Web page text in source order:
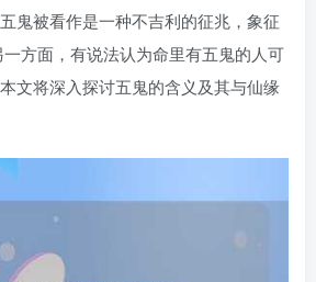
鬼被看作是一种不吉利的征兆，象征
方面，有说法认为命里有五鬼的人可
文将深入探讨五鬼的含义及其与仙缘